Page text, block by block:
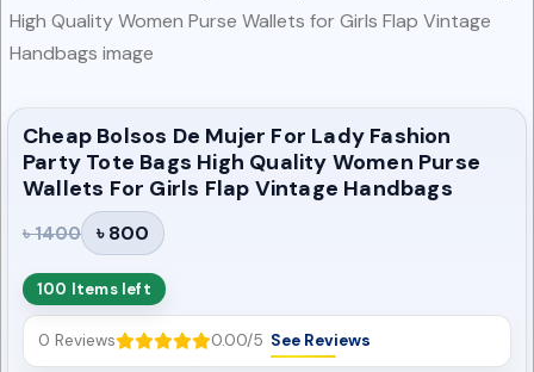
Cheap Bolsos De Mujer For Lady Fashion
Party Tote Bags High Quality Women Purse
Wallets For Girls Flap Vintage Handbags
৳ 1400 ৳ 800
100 Items left
0 Reviews 0.00/5 See Reviews